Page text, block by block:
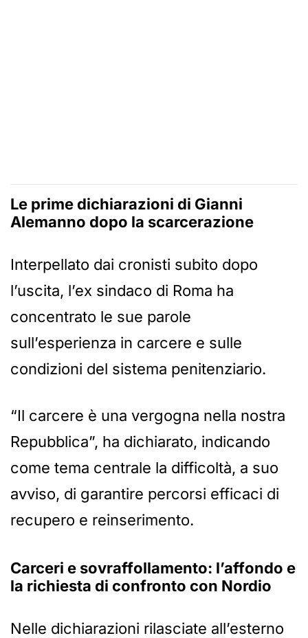
Le prime dichiarazioni di Gianni
Alemanno dopo la scarcerazione
Interpellato dai cronisti subito dopo
l’uscita, l’ex sindaco di Roma ha
concentrato le sue parole
sull’esperienza in carcere e sulle
condizioni del sistema penitenziario.
“Il carcere è una vergogna nella nostra
Repubblica”, ha dichiarato, indicando
come tema centrale la difficoltà, a suo
avviso, di garantire percorsi efficaci di
recupero e reinserimento.
Carceri e sovraffollamento: l’affondo e
la richiesta di confronto con Nordio
Nelle dichiarazioni rilasciate all’esterno